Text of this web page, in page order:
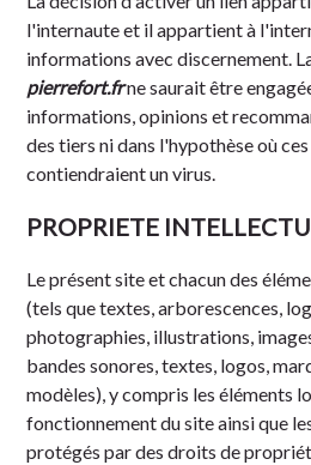
l'internaute et il appartient à
informations avec discernement.
pierrefort.frne saurait être
informations, opinions et
des tiers ni dans l'hypothèse où
contiendraient un virus.
PROPRIETE
Le présent site et chacun des
(tels que textes, arborescences,
photographies, illustrations,
bandes sonores, textes, logos,
modèles), y compris les éléments
fonctionnement du site ainsi que
protégés par des droits de